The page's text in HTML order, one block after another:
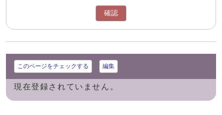
確認
このページをチェックする 編集
現在登録されていません。